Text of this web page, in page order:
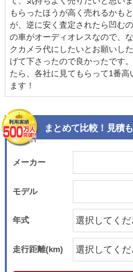
もらったほうが高く売れるかも
が、逆に安く査定されたら凹む
の車がオーディオレスなので、
クカメラ代にしたいとお願いし
げて下さったので良かったです
たら、各社に見てもらって1番高
ます！
まとめて比較！見積
メーカー
モデル
年式
走行距離(km)